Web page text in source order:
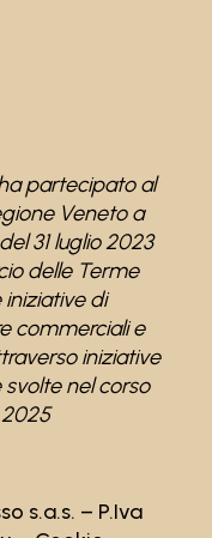
partecipato al
Veneto a
31 luglio 2023
delle Terme
di
commerciali e
iniziative
nel corso
s.a.s. – P.Iva